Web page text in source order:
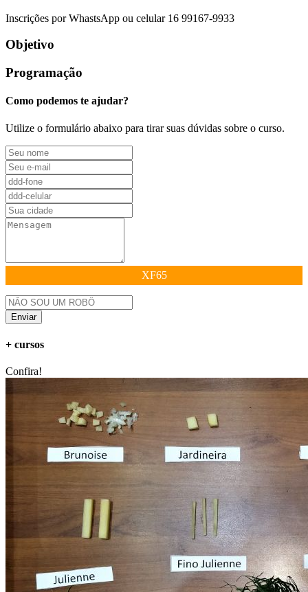
Inscrições por WhastsApp ou celular 16 99167-9933
Objetivo
Programação
Como podemos te ajudar?
Utilize o formulário abaixo para tirar suas dúvidas sobre o curso.
XF65
Enviar
+ cursos
Confira!